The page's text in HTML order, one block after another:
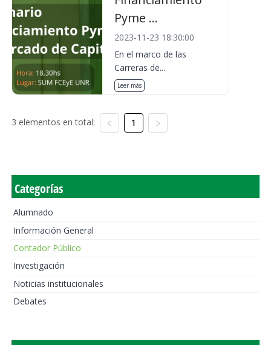
Pyme ...
2023-11-23 18:30:00
En el marco de las
Carreras de...
Leer más
3 elementos en total: 1
Categorías
Alumnado
Información General
Contador Público
Investigación
Noticias institucionales
Debates